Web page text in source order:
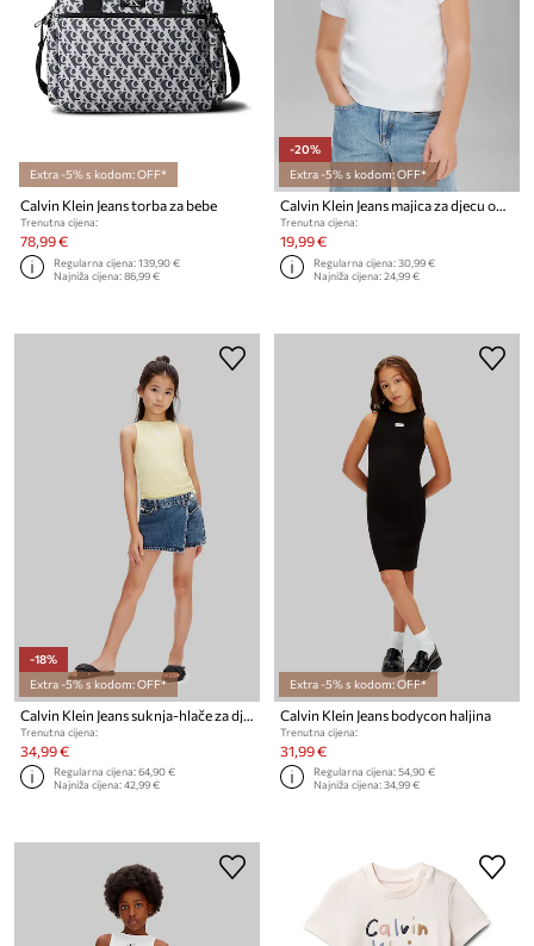
Extra -5% s kodom: OFF*
Calvin Klein Jeans torba za bebe
Trenutna cijena:
78,99 €
Regularna cijena:139,90 €
Najniža cijena:86,99 €
-20%
Extra -5% s kodom: OFF*
Calvin Klein Jeans majica za djecu od pamuka
Trenutna cijena:
19,99 €
Regularna cijena:30,99 €
Najniža cijena:24,99 €
-18%
Extra -5% s kodom: OFF*
Calvin Klein Jeans suknja-hlače za djecu traper
Trenutna cijena:
34,99 €
Regularna cijena:64,90 €
Najniža cijena:42,99 €
Extra -5% s kodom: OFF*
Calvin Klein Jeans bodycon haljina
Trenutna cijena:
31,99 €
Regularna cijena:54,90 €
Najniža cijena:34,99 €